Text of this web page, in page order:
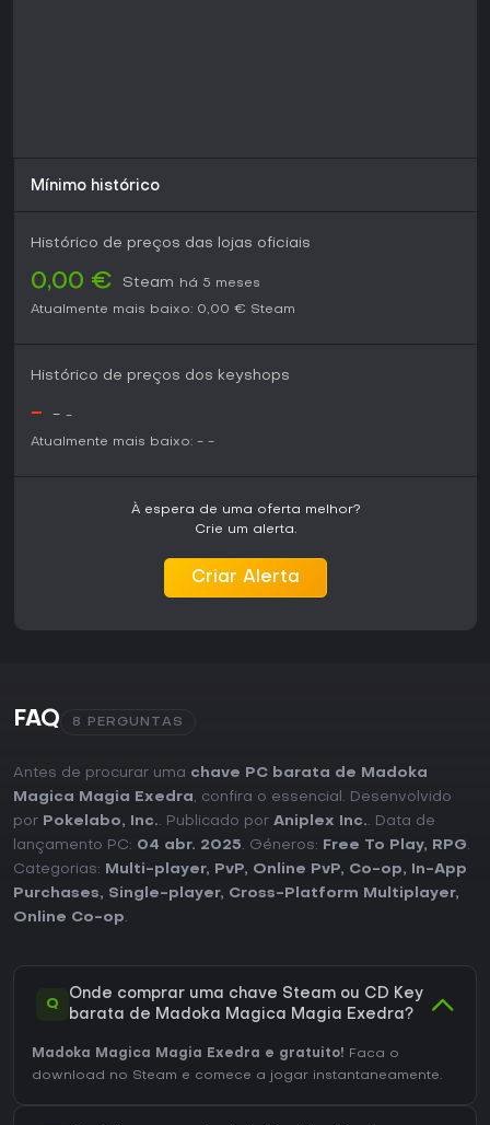
Mínimo histórico
Histórico de preços das lojas oficiais
0,00 € Steam
há 5 meses
Atualmente mais baixo: 0,00 € Steam
Histórico de preços dos keyshops
- - -
Atualmente mais baixo: - -
À espera de uma oferta melhor?
Crie um alerta.
Criar Alerta
FAQ 8 PERGUNTAS
Antes de procurar uma chave PC barata de Madoka
Magica Magia Exedra, confira o essencial. Desenvolvido
por Pokelabo, Inc.. Publicado por Aniplex Inc.. Data de
lançamento PC: 04 abr. 2025. Géneros: Free To Play, RPG.
Categorias:
Multi-player, PvP, Online PvP, Co-op,
In-App
Purchases, Single-player, Cross-Platform Multiplayer,
Online Co-op.
Q
Onde comprar uma chave Steam ou CD Key
barata de Madoka Magica Magia Exedra?
Madoka Magica Magia Exedra e gratuito! Faca o
download no Steam e comece a jogar instantaneamente.